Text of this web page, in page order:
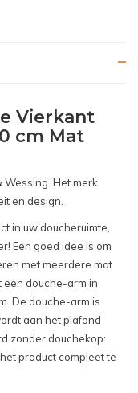
Vierkant
cm Mat
Wessing. Het merk
en design.
in uw doucheruimte,
Een goed idee is om
met meerdere mat
een douche-arm in
De douche-arm is
aan het plafond
zonder douchekop:
product compleet te